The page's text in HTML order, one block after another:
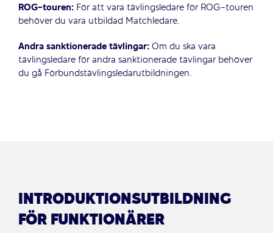
ROG-touren:För att vara tävlingsledare för ROG-touren
behöver du vara utbildad Matchledare.
Andra sanktionerade tävlingar:Om du ska vara
tävlingsledare för andra sanktionerade tävlingar behöver
du gå Förbundstävlingsledarutbildningen.
INTRODUKTIONSUTBILDNING
FÖR FUNKTIONÄRER